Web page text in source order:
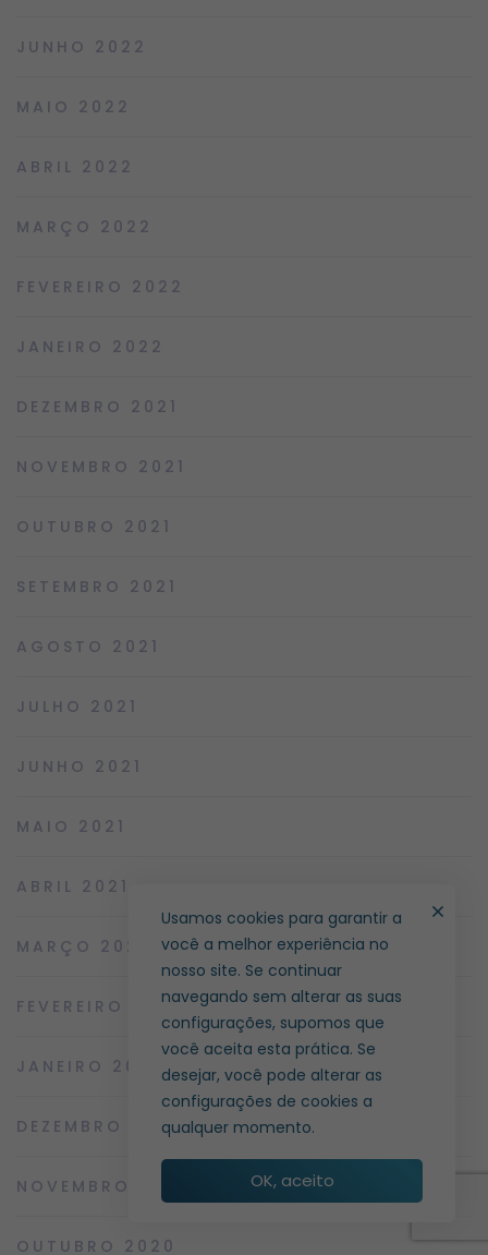
JUNHO 2022
MAIO 2022
ABRIL 2022
MARÇO 2022
FEVEREIRO 2022
JANEIRO 2022
DEZEMBRO 2021
NOVEMBRO 2021
OUTUBRO 2021
SETEMBRO 2021
AGOSTO 2021
JULHO 2021
JUNHO 2021
MAIO 2021
ABRIL 2021
MARÇO 2021
FEVEREIRO 2021
JANEIRO 2021
DEZEMBRO 2020
NOVEMBRO 2020
OUTUBRO 2020
Usamos cookies para garantir a
você a melhor experiência no
nosso site. Se continuar
navegando sem alterar as suas
configurações, supomos que
você aceita esta prática. Se
desejar, você pode alterar as
configurações de cookies a
qualquer momento.
OK, aceito